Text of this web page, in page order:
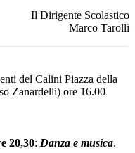
Il Dirigente Scolastico
Marco Tarolli
del Calini Piazza della
Zanardelli) ore 16.00
20,30: Danza e musica.